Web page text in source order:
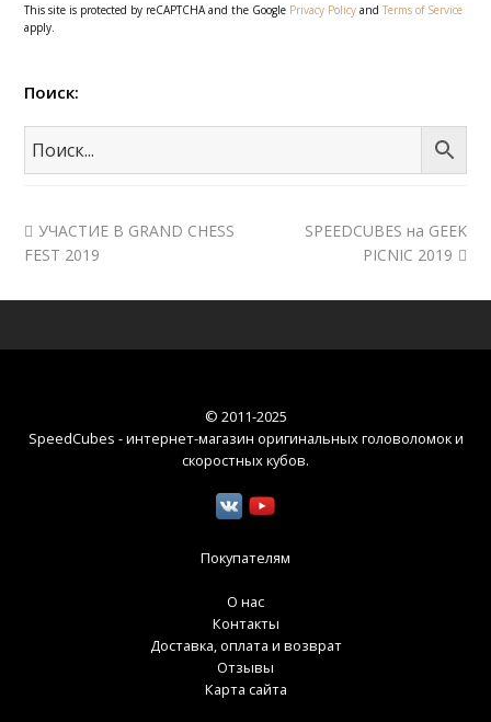
This site is protected by reCAPTCHA and the Google Privacy Policy andTerms of Service
apply.
Поиск:
УЧАСТИЕ В GRAND CHESS
FEST 2019
SPEEDCUBES на GEEK
PICNIC 2019
© 2011-2025
SpeedCubes - интернет-магазин оригинальных головоломок и
скоростных кубов.
Покупателям
О нас
Контакты
Доставка, оплата и возврат
Отзывы
Карта сайта